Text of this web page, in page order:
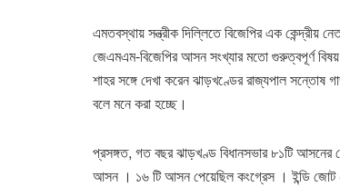
এমতবস্থায় সন্ত্রীক দিল্লিতে বিজেপির এক কেন্দ্রীয়
জেএমএম-বিজেপির আসন সংখ্যার মতো গুরুত্বপূর্ণ বিষয়
শাহর সঙ্গে দেখা করেন ঝাড়খণ্ডের রাজ্যপাল সন্তোষ
বলে মনে করা হচ্ছে।
প্রসঙ্গত, গত বছর ঝাড়খণ্ড বিধানসভার ৮১টি
আসন । ১৬ টি আসন পেয়েছিল কংগ্রেস । ইন্ডি জোট